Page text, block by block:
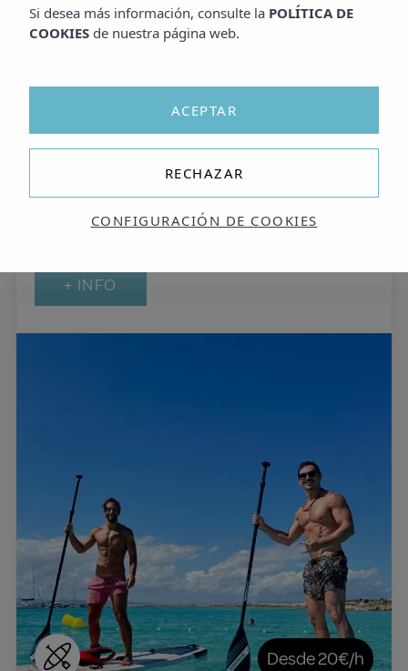
+ INFO
Desde 20€/h
Si desea más información, consulte la POLÍTICA DE
COOKIES de nuestra página web.
CONFIGURACIÓN DE COOKIES
RECHAZAR
ACEPTAR